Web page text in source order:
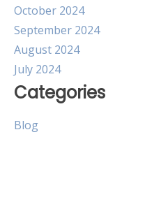
October 2024
September 2024
August 2024
July 2024
Categories
Blog